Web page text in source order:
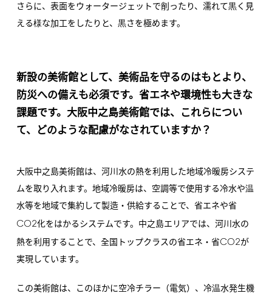
さらに、表面をウォータージェットで削ったり、濡れて黒く見
える様な加工をしたりと、黒さを極めます。
新設の美術館として、美術品を守るのはもとより、
防災への備えも必須です。省エネや環境性も大きな
課題です。大阪中之島美術館では、これらについ
て、どのような配慮がなされていますか？
大阪中之島美術館は、河川水の熱を利用した地域冷暖房システ
ムを取り入れます。地域冷暖房は、空調等で使用する冷水や温
水等を地域で集約して製造・供給することで、省エネや省
CO2化をはかるシステムです。中之島エリアでは、河川水の
熱を利用することで、全国トップクラスの省エネ・省CO2が
実現しています。
この美術館は、このほかに空冷チラー（電気）、冷温水発生機